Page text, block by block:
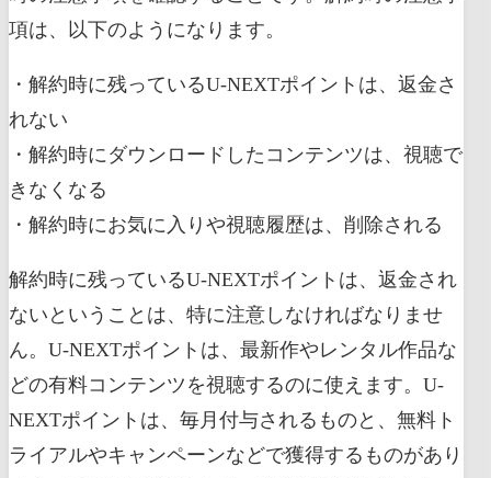
項は、以下のようになります。
・解約時に残っているU-NEXTポイントは、返金さ
れない
・解約時にダウンロードしたコンテンツは、視聴で
きなくなる
・解約時にお気に入りや視聴履歴は、削除される
解約時に残っているU-NEXTポイントは、返金され
ないということは、特に注意しなければなりませ
ん。U-NEXTポイントは、最新作やレンタル作品な
どの有料コンテンツを視聴するのに使えます。U-
NEXTポイントは、毎月付与されるものと、無料ト
ライアルやキャンペーンなどで獲得するものがあり